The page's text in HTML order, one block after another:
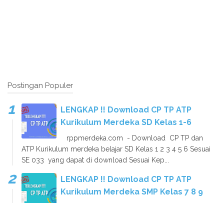
Postingan Populer
LENGKAP !! Download CP TP ATP
Kurikulum Merdeka SD Kelas 1-6
rppmerdeka.com - Download CP TP dan
ATP Kurikulum merdeka belajar SD Kelas 1 2 3 4 5 6 Sesuai
SE 033 yang dapat di download Sesuai Kep...
LENGKAP !! Download CP TP ATP
Kurikulum Merdeka SMP Kelas 7 8 9